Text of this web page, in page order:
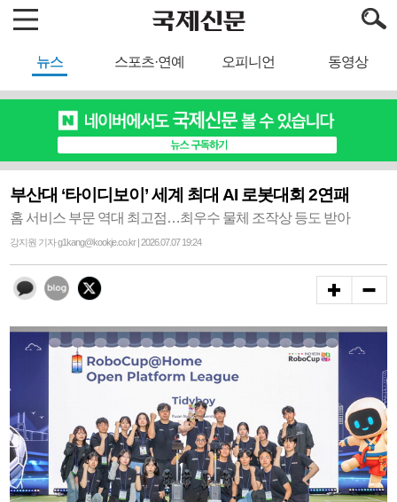
뉴스 스포츠·연예 오피니언 동영상
부산대 ‘타이디보이’ 세계 최대 AI 로봇대회 2연패
홈 서비스 부문 역대 최고점…최우수 물체 조작상 등도 받아
강지원 기자 g1kang@kookje.co.kr | 2026.07.07 19:24